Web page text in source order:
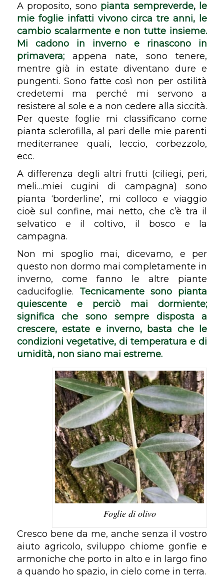
A proposito, sono pianta sempreverde, le
mie foglie infatti vivono circa tre anni, le
cambio scalarmente e non tutte insieme.
Mi cadono in inverno e rinascono in
primavera;appena nate, sono tenere,
mentre già in estate diventano dure e
pungenti. Sono fatte così non per ostilità
credetemi ma perché mi servono a
resistere al sole e a non cedere alla siccità.
Per queste foglie mi classificano come
piantasclerofilla, al pari delle mie parenti
mediterranee quali, leccio, corbezzolo,
ecc.
A differenza degli altri frutti (ciliegi, peri,
meli…miei cugini di campagna) sono
pianta ‘borderline’, mi colloco e viaggio
cioè sul confine, mai netto, che c’è tra il
selvatico e il coltivo, il bosco e la
campagna.
Non mi spoglio mai, dicevamo, e per
questo non dormo mai completamente in
inverno, come fanno le altre piante
caducifoglie. Tecnicamente sono pianta
quiescentee perciò mai dormiente;
significa che sono sempre disposta a
crescere, estate e inverno, basta che le
condizioni vegetative, di temperatura e di
umidità, non siano mai estreme.
Foglie di olivo
Cresco bene da me, anche senza il vostro
aiuto agricolo, sviluppo chiome gonfie e
armoniche che porto in alto e in largo fino
a quando ho spazio, in cielo come in terra.